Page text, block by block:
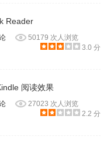
Reader
50179 次人浏览
3.0 分
阅读效果
27023 次人浏览
2.2 分